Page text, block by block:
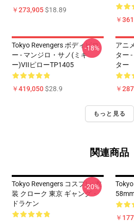
￥273,905$18.89
￥
Tokyo Revengers ボディピロ
ー - マンジロ・サノ(ミキ
ー)VIIピローTP1405
￥419,050$28.9
-18%
アニ
ター
ター
￥
もっと見る
関連商品
Tokyo Revengers コスプレ: 衣
装 クローク 東京 ギャング・
ドラケン
-20%
￥